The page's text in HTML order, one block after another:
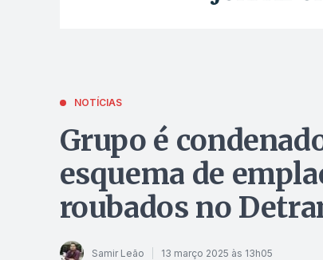
NOTÍCIAS
Grupo é
esquema de
roubados no
Samir Leão 13 março 2025 às 13h05